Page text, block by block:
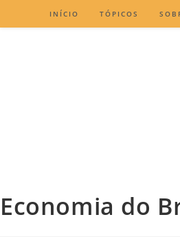
INÍCIO TÓPICOS
Economia do